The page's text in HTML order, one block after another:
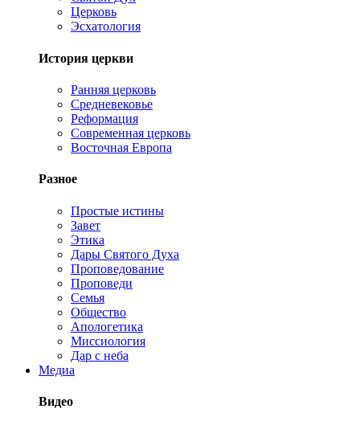
Церковь
Эсхатология
История церкви
Ранняя церковь
Средневековье
Реформация
Современная церковь
Восточная Европа
Разное
Простые истины
Завет
Этика
Дары Святого Духа
Проповедование
Проповеди
Семья
Общество
Апологетика
Миссиология
Дар с неба
Медиа
Видео